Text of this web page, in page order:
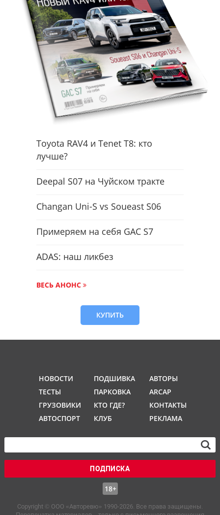
Toyota RAV4 и Tenet T8: кто
лучше?
Deepal S07 на Чуйском тракте
Changan Uni-S vs Soueast S06
Примеряем на себя GAC S7
ADAS: наш ликбез
ВЕСЬ АНОНС
КУПИТЬ
НОВОСТИ
ТЕСТЫ
ГРУЗОВИКИ
АВТОСПОРТ
ПОДШИВКА
ПАРКОВКА
КТО ГДЕ?
КЛУБ
АВТОРЫ
ARCAP
КОНТАКТЫ
РЕКЛАМА
ПОДПИСКА
18+
Copyright © OOO «Авторевю» 1990-2026. Все права защищены.